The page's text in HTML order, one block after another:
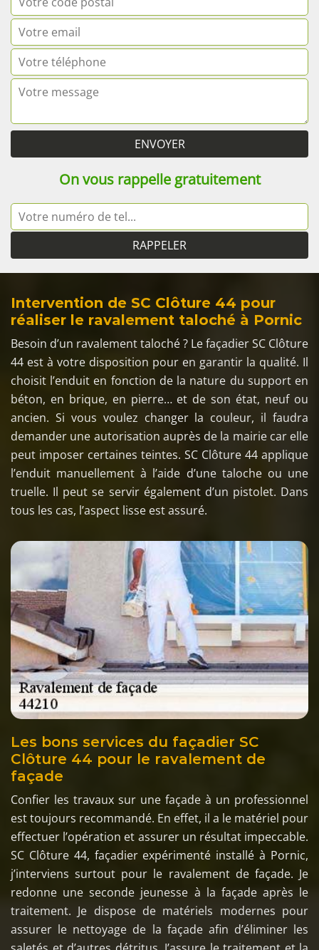
On vous rappelle gratuitement
Intervention de SC Clôture 44 pour
réaliser le ravalement taloché à Pornic
Besoin d’un ravalement taloché ? Le façadier SC Clôture
44 est à votre disposition pour en garantir la qualité. Il
choisit l’enduit en fonction de la nature du support en
béton, en brique, en pierre… et de son état, neuf ou
ancien. Si vous voulez changer la couleur, il faudra
demander une autorisation auprès de la mairie car elle
peut imposer certaines teintes. SC Clôture 44 applique
l’enduit manuellement à l’aide d’une taloche ou une
truelle. Il peut se servir également d’un pistolet. Dans
tous les cas, l’aspect lisse est assuré.
Les bons services du façadier SC
Clôture 44 pour le ravalement de
façade
Confier les travaux sur une façade à un professionnel
est toujours recommandé. En effet, il a le matériel pour
effectuer l’opération et assurer un résultat impeccable.
SC Clôture 44, façadier expérimenté installé à Pornic,
j’interviens surtout pour le ravalement de façade. Je
redonne une seconde jeunesse à la façade après le
traitement. Je dispose de matériels modernes pour
assurer le nettoyage de la façade afin d’éliminer les